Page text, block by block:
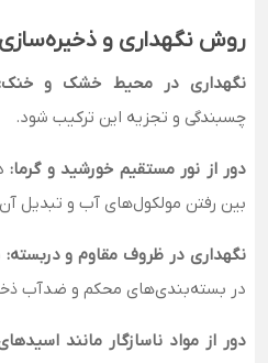
روش نگهداری و
نگهداری در محیط خشک و
چسبندگی و تجزیه این ترکیب شود.
دور از نور مستقیم خورشید و گرما:
بین رفتن مولکول‌های آب و تبدیل
نگهداری در ظروف مقاوم و دربسته:
در بسته‌بندی‌های محکم و ضدآب
دور از مواد ناسازگار مانند